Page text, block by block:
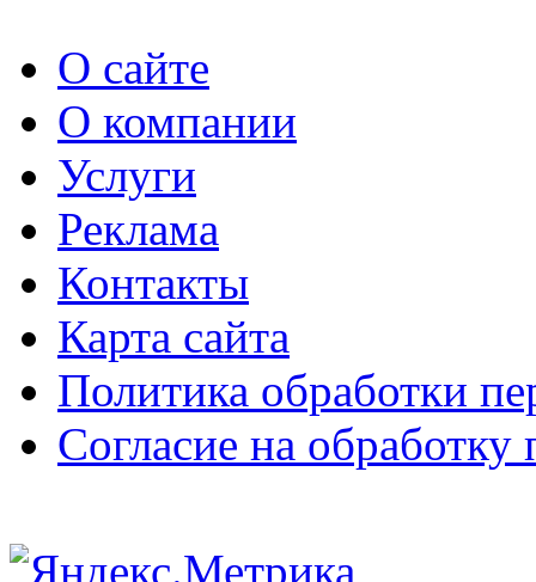
О сайте
О компании
Услуги
Реклама
Контакты
Карта сайта
Политика обработки
Согласие на